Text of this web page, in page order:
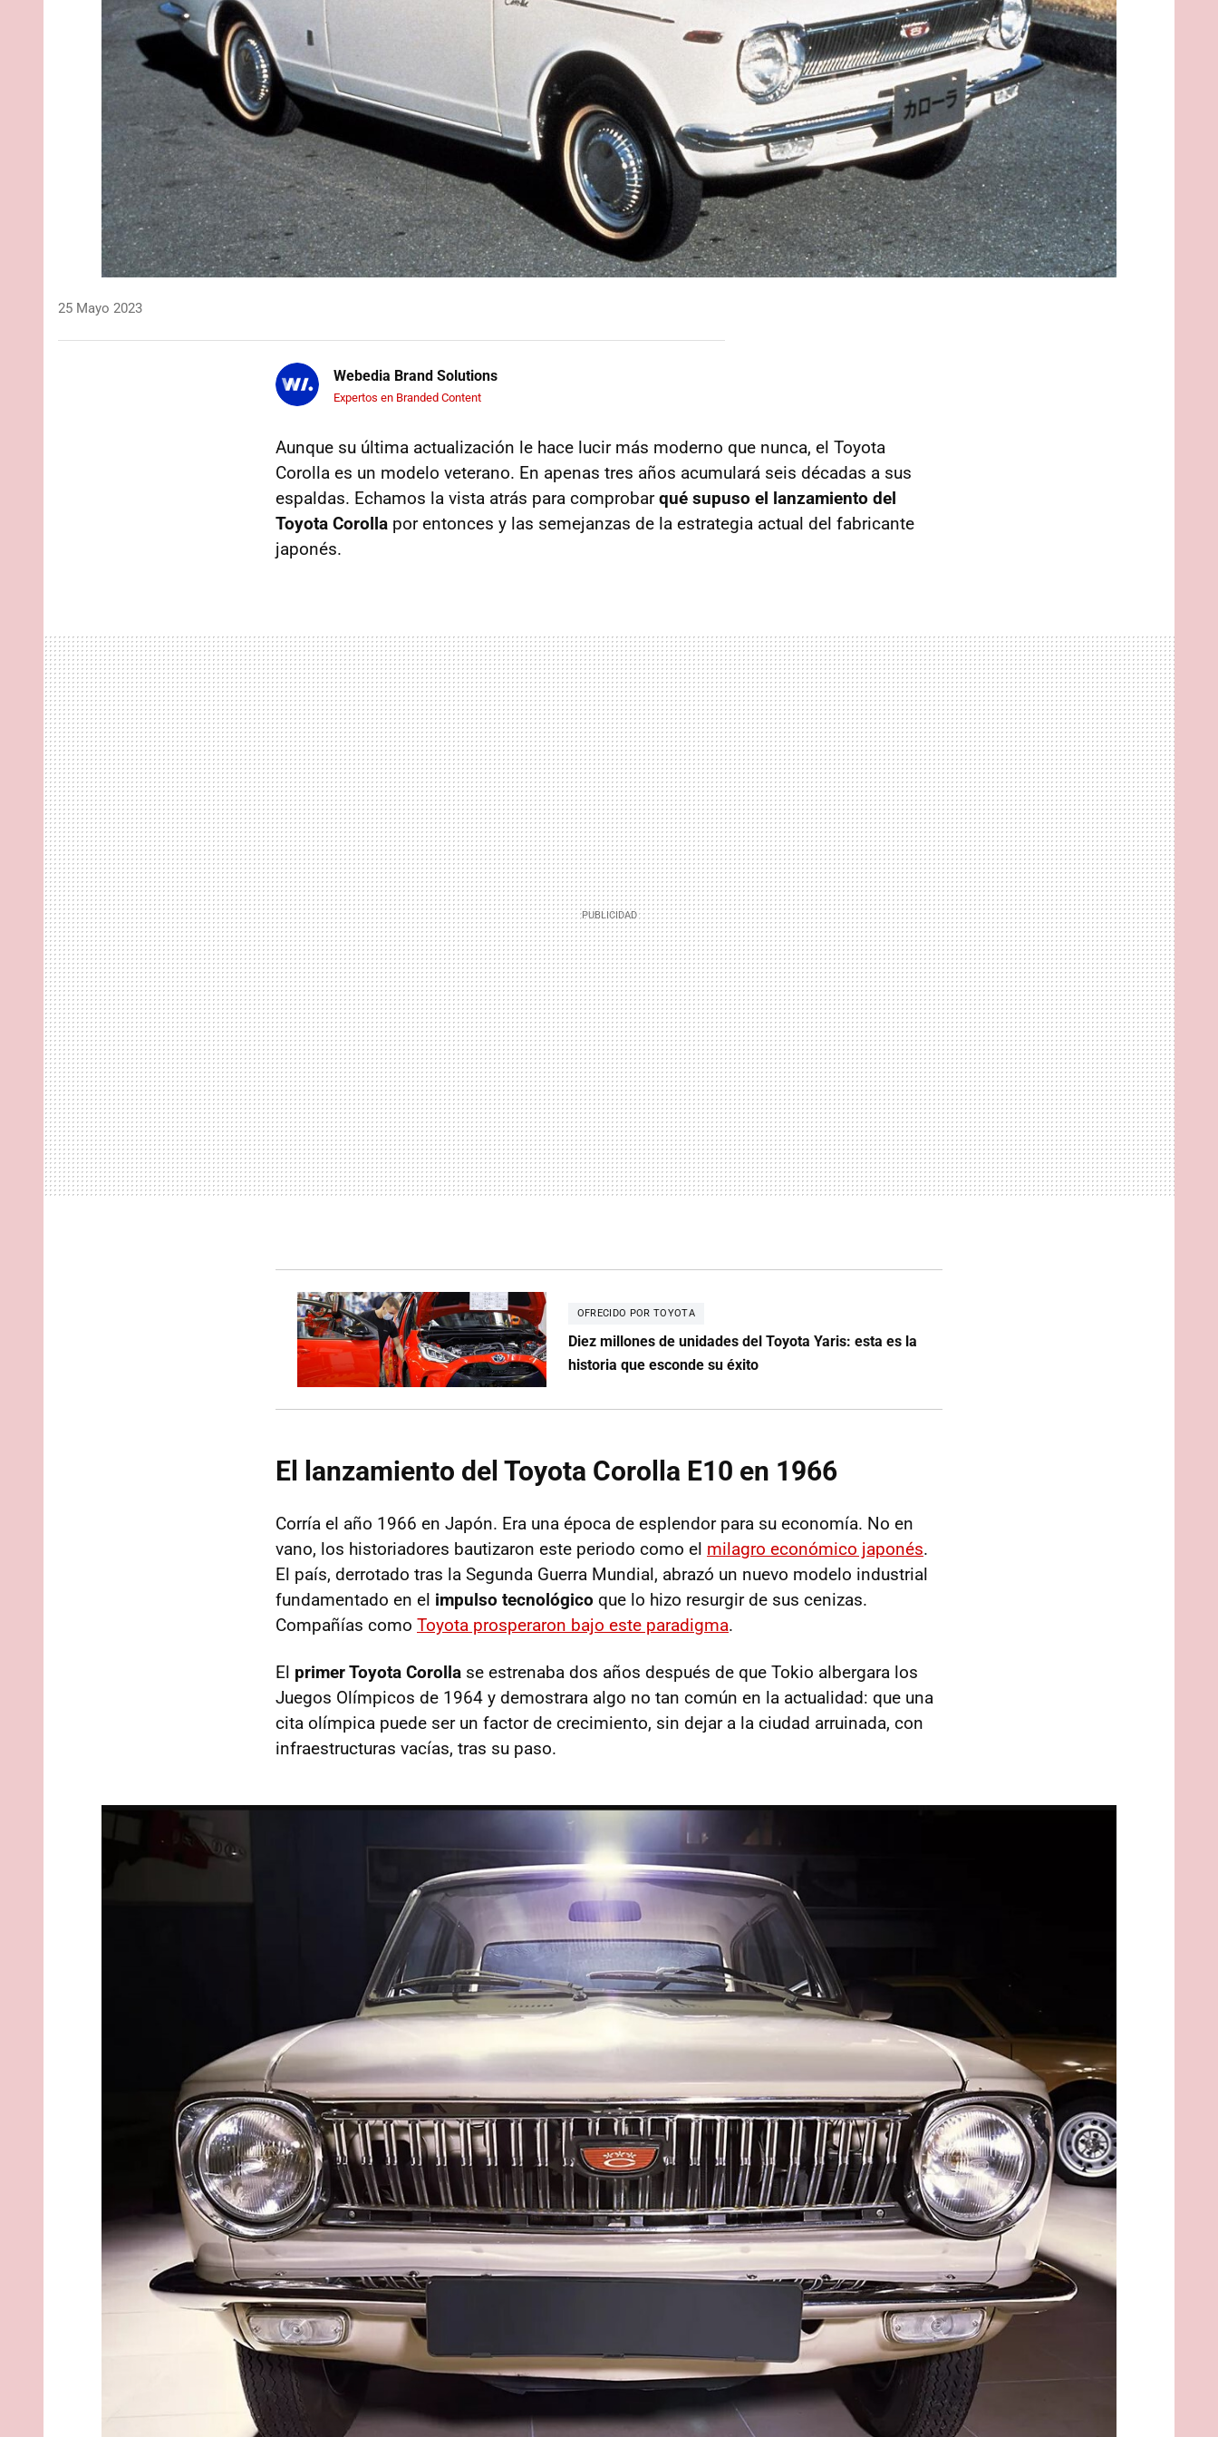
25 Mayo 2023
Webedia Brand Solutions
Expertos en Branded Content
Aunque su última actualización le hace lucir más moderno que nunca, el Toyota
Corolla es un modelo veterano. En apenas tres años acumulará seis décadas a sus
espaldas. Echamos la vista atrás para comprobarqué supuso el lanzamiento del
Toyota Corolla por entonces y las semejanzas de la estrategia actual del fabricante
japonés.
OFRECIDO POR TOYOTA
Diez millones de unidades del Toyota Yaris: esta es la
historia que esconde su éxito
El lanzamiento del Toyota Corolla E10 en 1966
Corría el año 1966 en Japón. Era una época de esplendor para su economía. No en
vano, los historiadores bautizaron este periodo como el milagro económico japonés.
El país, derrotado tras la Segunda Guerra Mundial, abrazó un nuevo modelo industrial
fundamentado en el impulso tecnológico que lo hizo resurgir de sus cenizas.
Compañías como Toyota prosperaron bajo este paradigma.
El primer Toyota Corolla se estrenaba dos años después de que Tokio albergara los
Juegos Olímpicos de 1964 y demostrara algo no tan común en la actualidad: que una
cita olímpica puede ser un factor de crecimiento, sin dejar a la ciudad arruinada, con
infraestructuras vacías, tras su paso.